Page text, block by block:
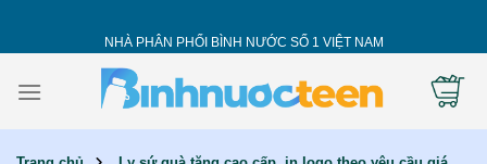
NHÀ PHÂN PHỐI BÌNH NƯỚC SỐ 1 VIỆT NAM